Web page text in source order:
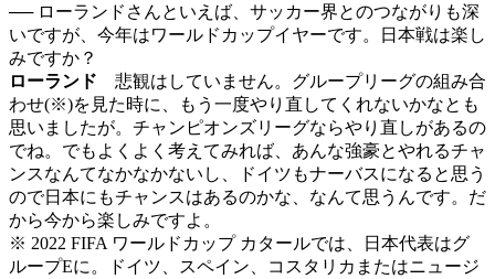
── ローランドさんといえば、サッカー界とのつながりも深
いですが、今年はワールドカップイヤーです。日本戦は楽し
みですか？
ローランド 悲観はしていません。グループリーグの組み合
わせ(※)を見た時に、もう一度やり直してくれないかなとも
思いましたが。チャンピオンズリーグならやり直しがあるの
でね。でもよくよく考えてみれば、あんな強豪とやれるチャ
ンスなんてなかなかないし、ドイツもナーバスになると思う
ので日本にもチャンスはあるのかな、なんて思うんです。だ
から今から楽しみですよ。
※ 2022 FIFA ワールドカップ カタールでは、日本代表はグ
ループEに。ドイツ、スペイン、コスタリカまたはニュージ